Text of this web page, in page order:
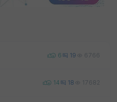
6 19 6766
14 18 17682